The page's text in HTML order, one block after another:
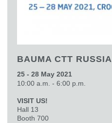
BAUMA CTT RUSSIA
25 - 28 May 2021
10:00 a.m. - 6:00 p.m.
VISIT US!
Hall 13
Booth 700